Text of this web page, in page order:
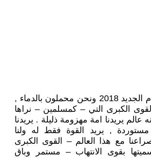
ها نحن ندخل العام الجديد 2018 ونحن محملون بالدماء ,
الكبرى التي – كمسلمين – نراها
يريدنا امة مهزومة ذليلة . يريدنا
مستوردة , يريد القوة فقط له ولنا
مع هذا العالم – القوى الكبرى
بقوى الانتهاب – مستمر وباق